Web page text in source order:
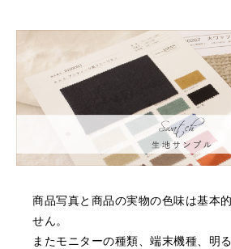
商品写真と商品の実物の色味は基本
せん。
またモニターの種類、端末機種、明